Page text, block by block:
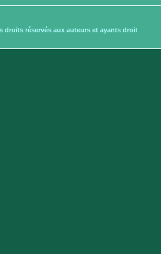
droits réservés aux auteurs et ayants droit